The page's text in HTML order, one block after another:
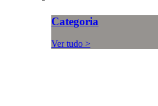
Categoria
Ver tudo >